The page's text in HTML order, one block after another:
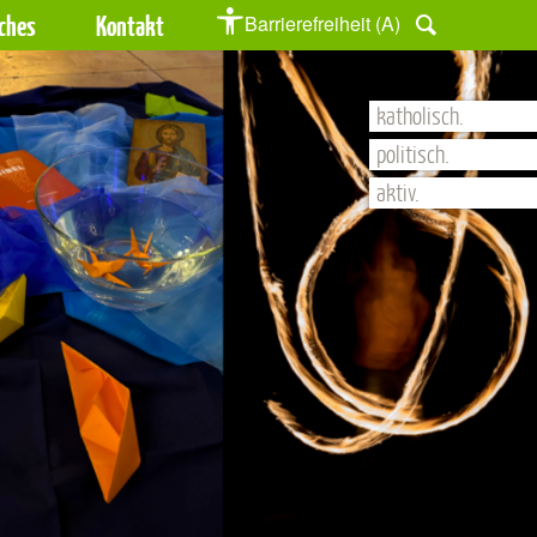
Kontakt Barrierefreiheit (A)
katholisch.
politisch.
aktiv.